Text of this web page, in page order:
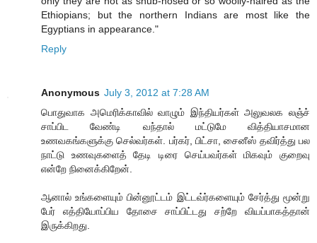
Ethiopians; but the northern Indians are most like the
Egyptians in appearance."
Reply
Anonymous July 3, 2012 at 7:28 AM
பொதுவாக அமெரிக்காவில் வாழும் இந்தியர்கள் அலுவலக லஞ்ச்
சாப்பிட வேண்டி வந்தால் மட்டுமே வித்தியாசமான
உணவகங்களுக்கு செல்வர்கள். பர்கர், பிட்சா, சைனீஸ் தவிர்த்து பல
நாட்டு உணவுகளைத் தேடி டிரை செய்பவர்கள் மிகவும் குறைவு
என்றே நினைக்கிறேன்.
ஆனால் உங்களையும் பின்னூட்டம் இட்டவ்ர்களையும் சேர்த்து மூன்று
பேர் எத்தியோப்பிய தோசை சாப்பிட்டது சற்றே வியப்பாகத்தான்
இருக்கிறது.